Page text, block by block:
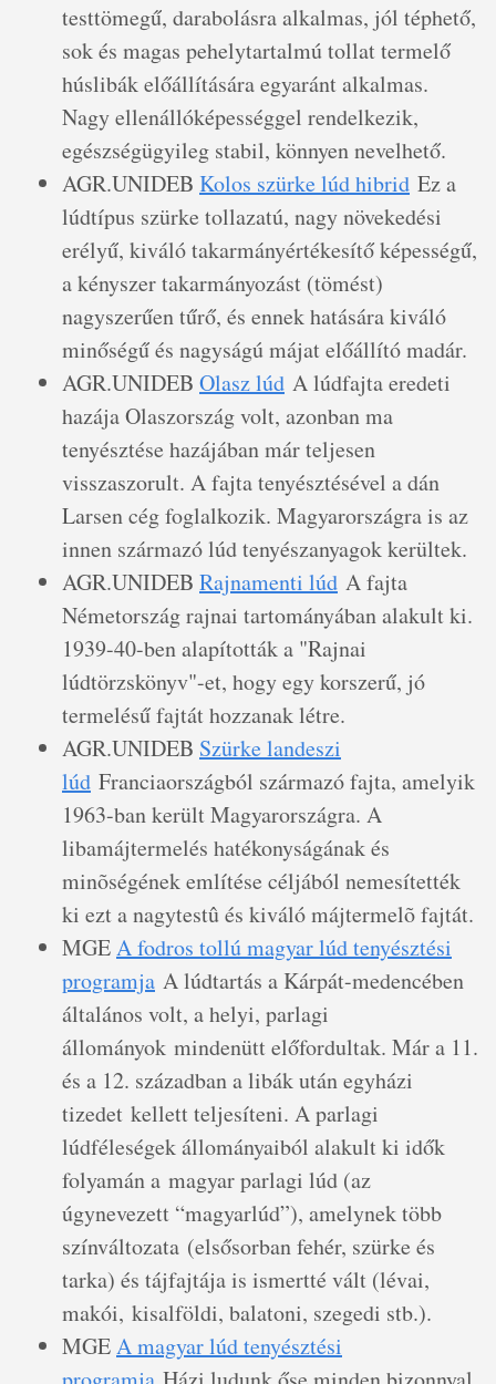
testtömegű, darabolásra alkalmas, jól téphető,
sok és magas pehelytartalmú tollat termelő
húslibák előállítására egyaránt alkalmas.
Nagy ellenállóképességgel rendelkezik,
egészségügyileg stabil, könnyen nevelhető.
AGR.UNIDEB Kolos szürke lúd hibrid Ez a
lúdtípus szürke tollazatú, nagy növekedési
erélyű, kiváló takarmányértékesítő képességű,
a kényszer takarmányozást (tömést)
nagyszerűen tűrő, és ennek hatására kiváló
minőségű és nagyságú májat előállító madár.
AGR.UNIDEB Olasz lúd A lúdfajta eredeti
hazája Olaszország volt, azonban ma
tenyésztése hazájában már teljesen
visszaszorult. A fajta tenyésztésével a dán
Larsen cég foglalkozik. Magyarországra is az
innen származó lúd tenyészanyagok kerültek.
AGR.UNIDEB Rajnamenti lúd A fajta
Németország rajnai tartományában alakult ki.
1939-40-ben alapították a "Rajnai
lúdtörzskönyv"-et, hogy egy korszerű, jó
termelésű fajtát hozzanak létre.
AGR.UNIDEB Szürke landeszi
lúd Franciaországból származó fajta, amelyik
1963-ban került Magyarországra. A
libamájtermelés hatékonyságának és
minõségének említése céljából nemesítették
ki ezt a nagytestû és kiváló májtermelõ fajtát.
MGEA fodros tollú magyar lúd tenyésztési
programja A lúdtartás a Kárpát-medencében
általános volt, a helyi, parlagi
állományok mindenütt előfordultak. Már a 11.
és a 12. században a libák után egyházi
tizedet kellett teljesíteni. A parlagi
lúdféleségek állományaiból alakult ki idők
folyamán a magyar parlagi lúd (az
úgynevezett “magyarlúd”), amelynek több
színváltozata (elsősorban fehér, szürke és
tarka) és tájfajtája is ismertté vált (lévai,
makói, kisalföldi, balatoni, szegedi stb.).
MGEA magyar lúd tenyésztési